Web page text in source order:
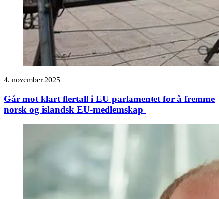
4. november 2025
Går mot klart flertall i EU-parlamentet for å fremme
norsk og islandsk EU-medlemskap